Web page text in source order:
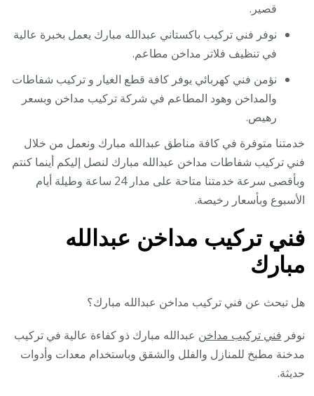
قصير.
نوفر فني تركيب باكستاني عبدالله مبارك يعمل بخبرة عالية
في تنظيف فلاتر مداخن مطاعم.
نؤمن فني كهربائي يوفر كافة قطع الغيار و تركيب شفاطات
والمداخن وهود المطاعم في شركة تركيب مداخن وبسعر
رهيص.
خدمتنا متوفرة في كافة مناطق عبدالله مبارك ونعمل من خلال
فني تركيب شفاطات مداخن عبدالله مبارك لنصل إليكم أينما كنتم
وبأقصى سرعة خدمتنا متاحة على مدار 24 ساعة وطيلة أيام
الأسبوع وبأسعار رخيصة.
فني تركيب مداخن عبدالله
مبارك
هل تبحث عن فني تركيب مداخن عبدالله مبارك؟
نوفر فني تركيب مداخن عبدالله مبارك ذو كفاءة عالية في تركيب
مدخنة مطبخ للمنازل والفلل والشقق وباستخدام معدات وأدوات
حديثة.